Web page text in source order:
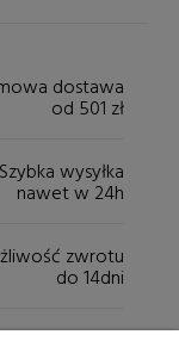
dostawa
od 501 zł
Szybka wysyłka
nawet w 24h
zwrotu
do 14dni